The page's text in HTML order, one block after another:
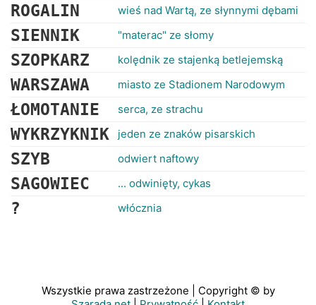
ROGALIN wieś nad Wartą, ze słynnymi dębami
SIENNIK "materac" ze słomy
SZOPKARZ kolędnik ze stajenką betlejemską
WARSZAWA miasto ze Stadionem Narodowym
ŁOMOTANIE serca, ze strachu
WYKRZYKNIK jeden ze znaków pisarskich
SZYB odwiert naftowy
SAGOWIEC ... odwinięty, cykas
? włócznia
Wszystkie prawa zastrzeżone | Copyright © by